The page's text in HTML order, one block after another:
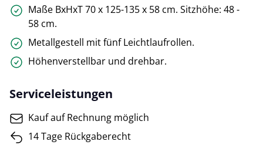
Maße BxHxT 70 x 125-135 x 58 cm. Sitzhöhe: 48 -
58 cm.
Metallgestell mit fünf Leichtlaufrollen.
Höhenverstellbar und drehbar.
Serviceleistungen
Kauf auf Rechnung möglich
14 Tage Rückgaberecht